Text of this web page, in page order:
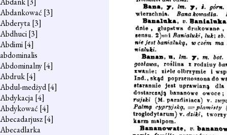
Abdankować [3]
Abderyta[3]
Abdhuci[3]
Abdimi[4]
abdominalis
Abdominalny[4]
Abdruk[4]
Abdul-medżyd[4]
Abdykacja[4]
Abdykować [4]
Abecadarjusz[4]
Abecadlarka